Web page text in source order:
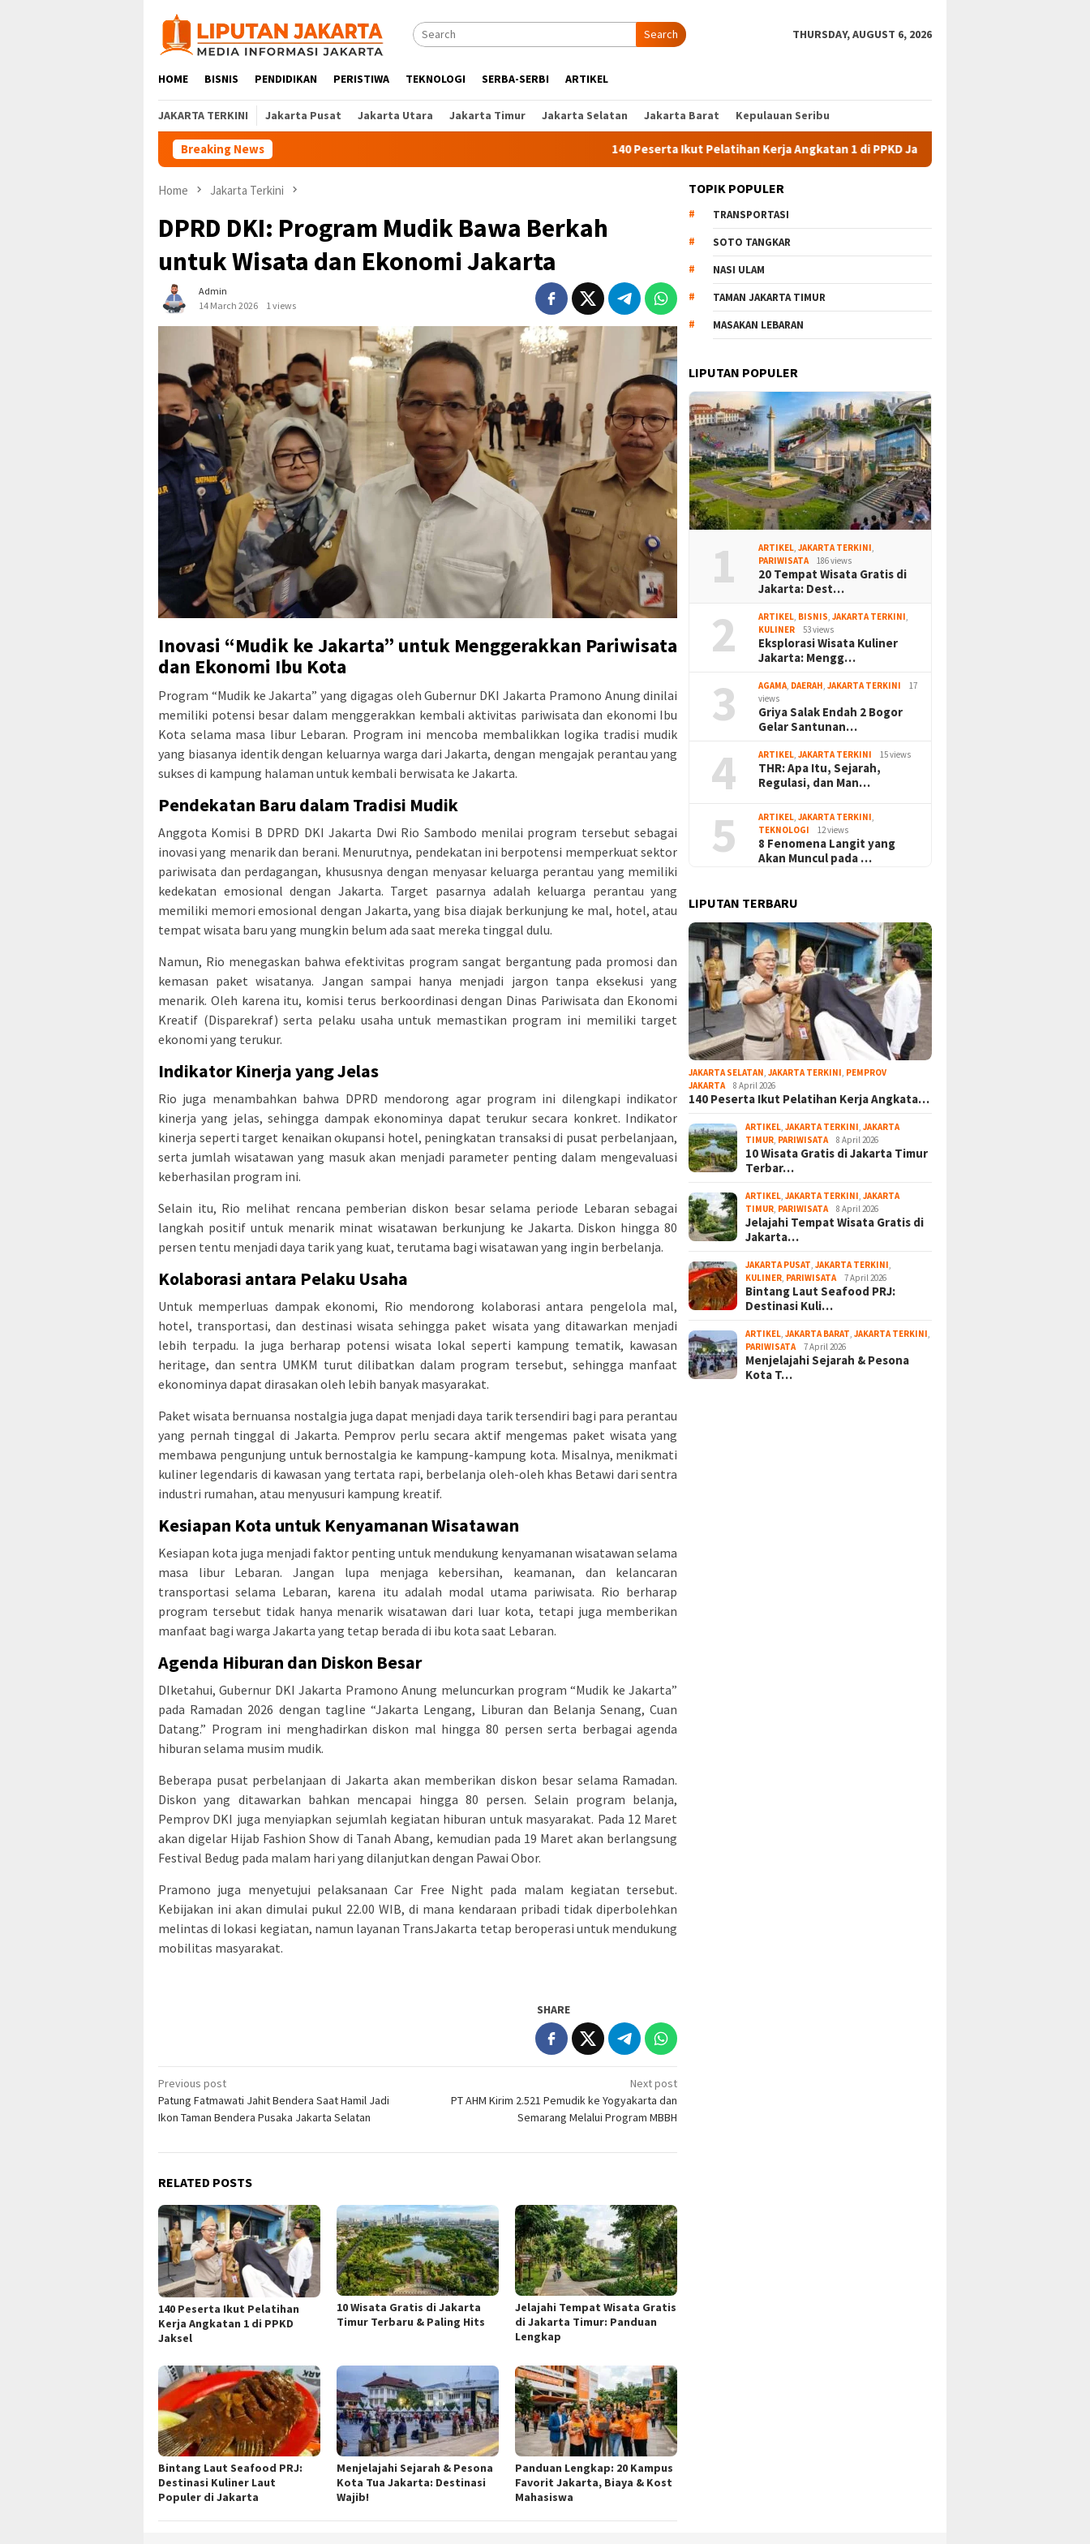
content
Search THURSDAY, AUGUST 6, 2026
HOME BISNIS PENDIDIKAN PERISTIWA TEKNOLOGI SERBA-SERBI ARTIKEL
JAKARTA TERKINI Jakarta Pusat Jakarta Utara Jakarta Timur Jakarta Selatan Jakarta Barat Kepulauan Seribu
Breaking News 140 Peserta Ikut Pelatihan Kerja Angkatan 1 di PPKD Jaksel
Home Jakarta Terkini
DPRD DKI: Program Mudik Bawa Berkah
untuk Wisata dan Ekonomi Jakarta
Admin
14 March 2026
1 views
Inovasi “Mudik ke Jakarta” untuk Menggerakkan Pariwisata
dan Ekonomi Ibu Kota
Program “Mudik ke Jakarta” yang digagas oleh Gubernur DKI Jakarta Pramono Anung dinilai
memiliki potensi besar dalam menggerakkan kembali aktivitas pariwisata dan ekonomi Ibu
Kota selama masa libur Lebaran. Program ini mencoba membalikkan logika tradisi mudik
yang biasanya identik dengan keluarnya warga dari Jakarta, dengan mengajak perantau yang
sukses di kampung halaman untuk kembali berwisata ke Jakarta.
Pendekatan Baru dalam Tradisi Mudik
Anggota Komisi B DPRD DKI Jakarta Dwi Rio Sambodo menilai program tersebut sebagai
inovasi yang menarik dan berani. Menurutnya, pendekatan ini berpotensi memperkuat sektor
pariwisata dan perdagangan, khususnya dengan menyasar keluarga perantau yang memiliki
kedekatan emosional dengan Jakarta. Target pasarnya adalah keluarga perantau yang
memiliki memori emosional dengan Jakarta, yang bisa diajak berkunjung ke mal, hotel, atau
tempat wisata baru yang mungkin belum ada saat mereka tinggal dulu.
Namun, Rio menegaskan bahwa efektivitas program sangat bergantung pada promosi dan
kemasan paket wisatanya. Jangan sampai hanya menjadi jargon tanpa eksekusi yang
menarik. Oleh karena itu, komisi terus berkoordinasi dengan Dinas Pariwisata dan Ekonomi
Kreatif (Disparekraf) serta pelaku usaha untuk memastikan program ini memiliki target
ekonomi yang terukur.
Indikator Kinerja yang Jelas
Rio juga menambahkan bahwa DPRD mendorong agar program ini dilengkapi indikator
kinerja yang jelas, sehingga dampak ekonominya dapat terukur secara konkret. Indikator
kinerja seperti target kenaikan okupansi hotel, peningkatan transaksi di pusat perbelanjaan,
serta jumlah wisatawan yang masuk akan menjadi parameter penting dalam mengevaluasi
keberhasilan program ini.
Selain itu, Rio melihat rencana pemberian diskon besar selama periode Lebaran sebagai
langkah positif untuk menarik minat wisatawan berkunjung ke Jakarta. Diskon hingga 80
persen tentu menjadi daya tarik yang kuat, terutama bagi wisatawan yang ingin berbelanja.
Kolaborasi antara Pelaku Usaha
Untuk memperluas dampak ekonomi, Rio mendorong kolaborasi antara pengelola mal,
hotel, transportasi, dan destinasi wisata sehingga paket wisata yang ditawarkan menjadi
lebih terpadu. Ia juga berharap potensi wisata lokal seperti kampung tematik, kawasan
heritage, dan sentra UMKM turut dilibatkan dalam program tersebut, sehingga manfaat
ekonominya dapat dirasakan oleh lebih banyak masyarakat.
Paket wisata bernuansa nostalgia juga dapat menjadi daya tarik tersendiri bagi para perantau
yang pernah tinggal di Jakarta. Pemprov perlu secara aktif mengemas paket wisata yang
membawa pengunjung untuk bernostalgia ke kampung-kampung kota. Misalnya, menikmati
kuliner legendaris di kawasan yang tertata rapi, berbelanja oleh-oleh khas Betawi dari sentra
industri rumahan, atau menyusuri kampung kreatif.
Kesiapan Kota untuk Kenyamanan Wisatawan
Kesiapan kota juga menjadi faktor penting untuk mendukung kenyamanan wisatawan selama
masa libur Lebaran. Jangan lupa menjaga kebersihan, keamanan, dan kelancaran
transportasi selama Lebaran, karena itu adalah modal utama pariwisata. Rio berharap
program tersebut tidak hanya menarik wisatawan dari luar kota, tetapi juga memberikan
manfaat bagi warga Jakarta yang tetap berada di ibu kota saat Lebaran.
Agenda Hiburan dan Diskon Besar
DIketahui, Gubernur DKI Jakarta Pramono Anung meluncurkan program “Mudik ke Jakarta”
pada Ramadan 2026 dengan tagline “Jakarta Lengang, Liburan dan Belanja Senang, Cuan
Datang.” Program ini menghadirkan diskon mal hingga 80 persen serta berbagai agenda
hiburan selama musim mudik.
Beberapa pusat perbelanjaan di Jakarta akan memberikan diskon besar selama Ramadan.
Diskon yang ditawarkan bahkan mencapai hingga 80 persen. Selain program belanja,
Pemprov DKI juga menyiapkan sejumlah kegiatan hiburan untuk masyarakat. Pada 12 Maret
akan digelar Hijab Fashion Show di Tanah Abang, kemudian pada 19 Maret akan berlangsung
Festival Bedug pada malam hari yang dilanjutkan dengan Pawai Obor.
Pramono juga menyetujui pelaksanaan Car Free Night pada malam kegiatan tersebut.
Kebijakan ini akan dimulai pukul 22.00 WIB, di mana kendaraan pribadi tidak diperbolehkan
melintas di lokasi kegiatan, namun layanan TransJakarta tetap beroperasi untuk mendukung
mobilitas masyarakat.
SHARE
Post
navigation
Previous post
Patung Fatmawati Jahit Bendera Saat Hamil Jadi
Ikon Taman Bendera Pusaka Jakarta Selatan
Next post
PT AHM Kirim 2.521 Pemudik ke Yogyakarta dan
Semarang Melalui Program MBBH
RELATED POSTS
140 Peserta Ikut Pelatihan
Kerja Angkatan 1 di PPKD
Jaksel
10 Wisata Gratis di Jakarta
Timur Terbaru & Paling Hits
Jelajahi Tempat Wisata Gratis
di Jakarta Timur: Panduan
Lengkap
Bintang Laut Seafood PRJ:
Destinasi Kuliner Laut
Populer di Jakarta
Menjelajahi Sejarah & Pesona
Kota Tua Jakarta: Destinasi
Wajib!
Panduan Lengkap: 20 Kampus
Favorit Jakarta, Biaya & Kost
Mahasiswa
TOPIK POPULER
TRANSPORTASI
SOTO TANGKAR
NASI ULAM
TAMAN JAKARTA TIMUR
MASAKAN LEBARAN
LIPUTAN POPULER
1 ARTIKEL ,JAKARTA TERKINI
PARIWISATA
186 views
20 Tempat Wisata Gratis di
Jakarta: Dest…
2 ARTIKEL BISNIS ,JAKARTA TERKINI
KULINER
53 views
Eksplorasi Wisata Kuliner
Jakarta: Mengg…
3 AGAMA DAERAH ,JAKARTA TERKINI
17
views
Griya Salak Endah 2 Bogor
Gelar Santunan…
4 ARTIKEL ,JAKARTA TERKINI 15 views
THR: Apa Itu, Sejarah,
Regulasi, dan Man…
5 ARTIKEL ,JAKARTA TERKINI
TEKNOLOGI
12 views
8 Fenomena Langit yang
Akan Muncul pada …
LIPUTAN TERBARU
JAKARTA SELATAN ,JAKARTA TERKINI PEMPROV
JAKARTA
8 April 2026
140 Peserta Ikut Pelatihan Kerja Angkata…
ARTIKEL ,JAKARTA TERKINI ,JAKARTA
TIMUR PARIWISATA 8 April 2026
10 Wisata Gratis di Jakarta Timur
Terbar…
ARTIKEL ,JAKARTA TERKINI ,JAKARTA
TIMUR PARIWISATA 8 April 2026
Jelajahi Tempat Wisata Gratis di
Jakarta…
JAKARTA PUSAT ,JAKARTA TERKINI
KULINER PARIWISATA 7 April 2026
Bintang Laut Seafood PRJ:
Destinasi Kuli…
ARTIKEL ,JAKARTA BARAT ,JAKARTA TERKINI
PARIWISATA
7 April 2026
Menjelajahi Sejarah & Pesona
Kota T…